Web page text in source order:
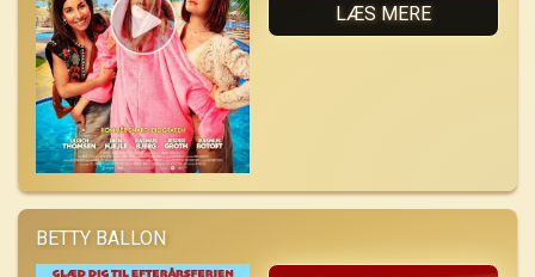
LÆS MERE
BETTY BALLON